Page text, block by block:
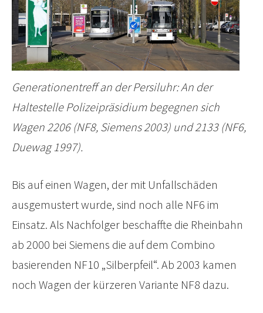
Generationentreff an der Persiluhr: An der
Haltestelle Polizeipräsidium begegnen sich
Wagen 2206 (NF8, Siemens 2003) und 2133 (NF6,
Duewag 1997).
Bis auf einen Wagen, der mit Unfallschäden
ausgemustert wurde, sind noch alle NF6 im
Einsatz. Als Nachfolger beschaffte die Rheinbahn
ab 2000 bei Siemens die auf dem Combino
basierenden NF10 „Silberpfeil“. Ab 2003 kamen
noch Wagen der kürzeren Variante NF8 dazu.